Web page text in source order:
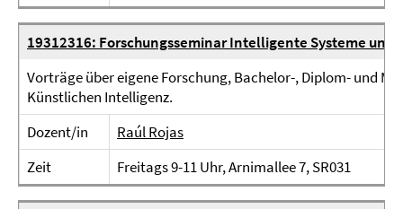
19312316: Forschungsseminar Intelligente Systeme und
Vorträge über eigene Forschung, Bachelor-, Diplom- und
Künstlichen Intelligenz.
Dozent/in
Raúl Rojas
Zeit
Freitags 9-11 Uhr, Arnimallee 7, SR031